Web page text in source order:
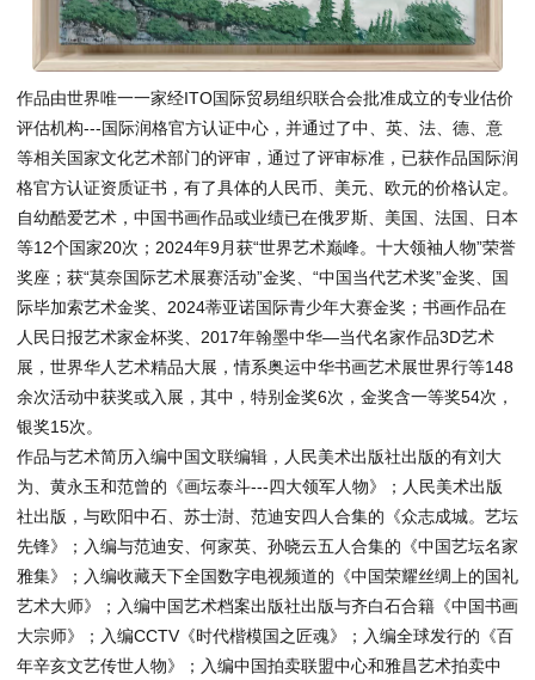
作品由世界唯一一家经ITO国际贸易组织联合会批准成立的专业估价
评估机构---国际润格官方认证中心，并通过了中、英、法、德、意
等相关国家文化艺术部门的评审，通过了评审标准，已获作品国际润
格官方认证资质证书，有了具体的人民币、美元、欧元的价格认定。
自幼酷爱艺术，中国书画作品或业绩已在俄罗斯、美国、法国、日本
等12个国家20次；2024年9月获“世界艺术巅峰。十大领袖人物”荣誉
奖座；获“莫奈国际艺术展赛活动”金奖、“中国当代艺术奖”金奖、国
际毕加索艺术金奖、2024蒂亚诺国际青少年大赛金奖；书画作品在
人民日报艺术家金杯奖、2017年翰墨中华—当代名家作品3D艺术
展，世界华人艺术精品大展，情系奥运中华书画艺术展世界行等148
余次活动中获奖或入展，其中，特别金奖6次，金奖含一等奖54次，
银奖15次。
作品与艺术简历入编中国文联编辑，人民美术出版社出版的有刘大
为、黄永玉和范曾的《画坛泰斗---四大领军人物》；人民美术出版
社出版，与欧阳中石、苏士澍、范迪安四人合集的《众志成城。艺坛
先锋》；入编与范迪安、何家英、孙晓云五人合集的《中国艺坛名家
雅集》；入编收藏天下全国数字电视频道的《中国荣耀丝绸上的国礼
艺术大师》；入编中国艺术档案出版社出版与齐白石合籍《中国书画
大宗师》；入编CCTV《时代楷模国之匠魂》；入编全球发行的《百
年辛亥文艺传世人物》；入编中国拍卖联盟中心和雅昌艺术拍卖中